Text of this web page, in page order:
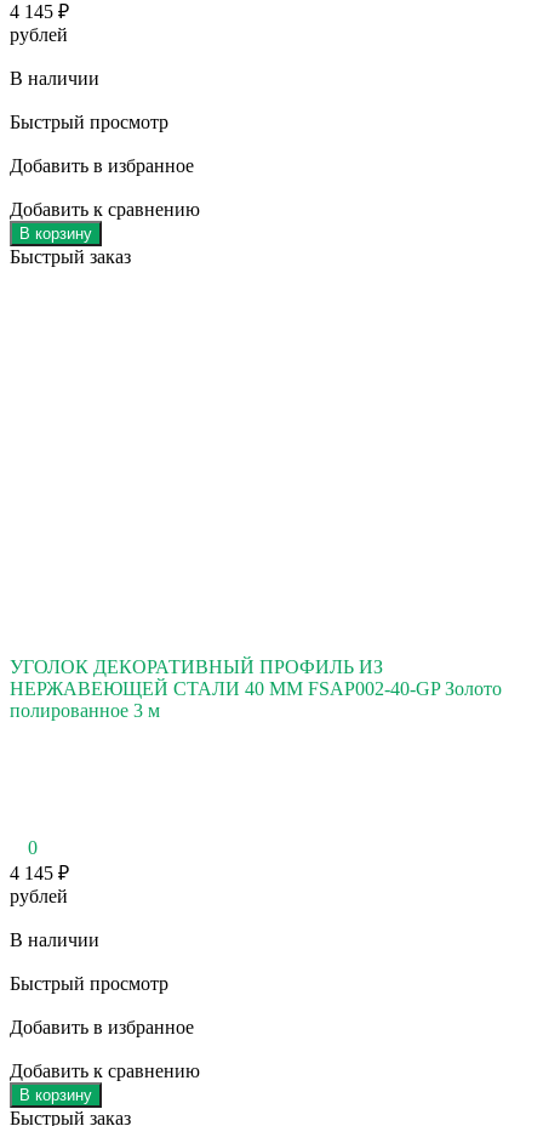
4 145 ₽
рублей
В наличии
Быстрый просмотр
Добавить в избранное
Добавить к сравнению
В корзину
Быстрый заказ
УГОЛОК ДЕКОРАТИВНЫЙ ПРОФИЛЬ ИЗ
НЕРЖАВЕЮЩЕЙ СТАЛИ 40 ММ FSAP002-40-GP Золото
полированное 3 м
0
4 145 ₽
рублей
В наличии
Быстрый просмотр
Добавить в избранное
Добавить к сравнению
В корзину
Быстрый заказ